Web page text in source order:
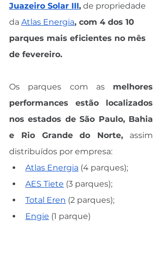
Juazeiro Solar III, de propriedade
da Atlas Energia, com 4 dos 10
parques mais eficientes no mês
de fevereiro.
Os parques com as melhores
performances estão localizados
nos estados de São Paulo, Bahia
e Rio Grande do Norte, assim
distribuídos por empresa:
Atlas Energia (4 parques);
AES Tiete (3 parques);
Total Eren (2 parques);
Engie (1 parque)